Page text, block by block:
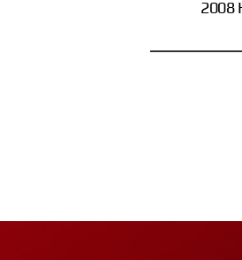
2008